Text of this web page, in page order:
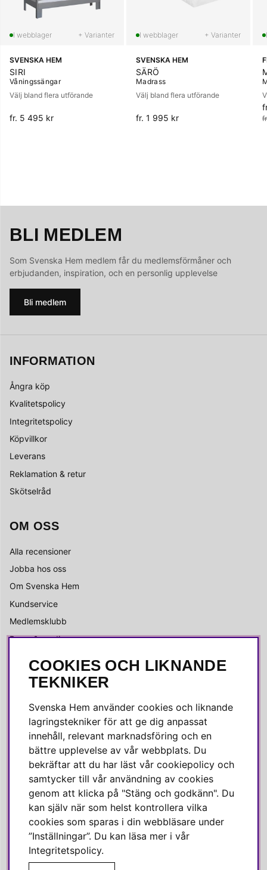
+ Varianter
SVENSKA HEM
SIRI
Våningssängar
Välj bland flera utförande
fr. 5 495 kr
+ Varianter
SVENSKA HEM
SÄRÖ
Madrass
Välj bland flera utförande
fr. 1 995 kr
BLI MEDLEM
Som Svenska Hem medlem får du medlemsförmåner och
erbjudanden, inspiration, och en personlig upplevelse
Bli medlem
INFORMATION
Ångra köp
Kvalitetspolicy
Integritetspolicy
Köpvillkor
Leverans
Reklamation & retur
Skötselråd
OM OSS
Alla recensioner
Jobba hos oss
Om Svenska Hem
Kundservice
Medlemsklubb
Press & media
SOCIALA MEDIER
Instagram
Linkedin
Pinterest
SVENSKA HEM
Varmt välkommen till Svenska Hem!
Vi värdesätter våra kunder högt och finns här för att hjälpa dig
om du har några frågor eller vill ha inspiration.
COOKIES OCH LIKNANDE
TEKNIKER
Svenska Hem använder cookies och liknande
lagringstekniker för att ge dig anpassat
innehåll, relevant marknadsföring och en
bättre upplevelse av vår webbplats. Du
bekräftar att du har läst vår cookiepolicy och
samtycker till vår användning av cookies
genom att klicka på "Stäng och godkänn". Du
kan själv när som helst kontrollera vilka
cookies som sparas i din webbläsare under
”Inställningar”. Du kan läsa mer i vår
Integritetspolicy.